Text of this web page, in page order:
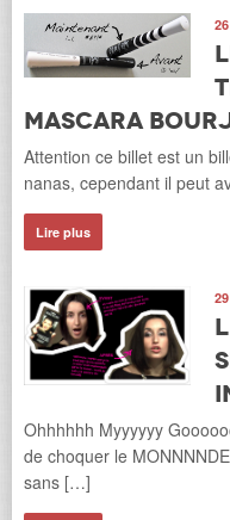
mascara
Attention ce billet est un
nanas, cependant il peut
Lire plus
Ohhhhhh Myyyyyy
de choquer le
sans […]